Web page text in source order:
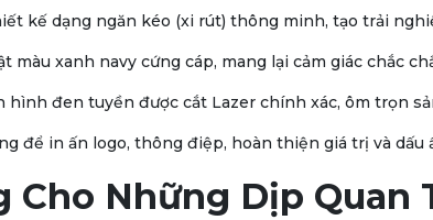
kế dạng ngăn kéo (xi rút) thông minh, tạo trải
màu xanh navy cứng cáp, mang lại cảm giác chắc
đen tuyền được cắt Lazer chính xác, ôm trọn
để in ấn logo, thông điệp, hoàn thiện giá trị và dấu
Cho Những Dịp Quan